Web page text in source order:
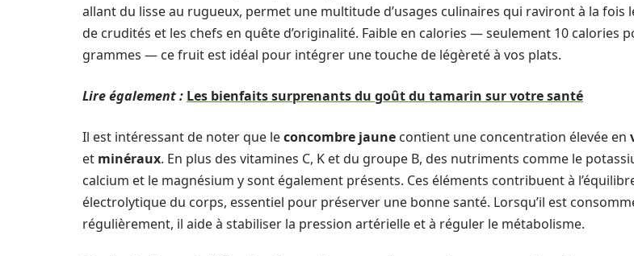
allant du lisse au rugueux, permet une multitude d’usages culinaires qui raviront à la fois
de crudités et les chefs en quête d’originalité. Faible en calories — seulement 10 calories
grammes — ce fruit est idéal pour intégrer une touche de légèreté à vos plats.
Lire également : Les bienfaits surprenants du goût du tamarin sur votre santé
Il est intéressant de noter que leconcombre jaune contient une concentration élevée en
et minéraux. En plus des vitamines C, K et du groupe B, des nutriments comme le
calcium et le magnésium y sont également présents. Ces éléments contribuent à
électrolytique du corps, essentiel pour préserver une bonne santé. Lorsqu’il est
régulièrement, il aide à stabiliser la pression artérielle et à réguler le métabolisme.